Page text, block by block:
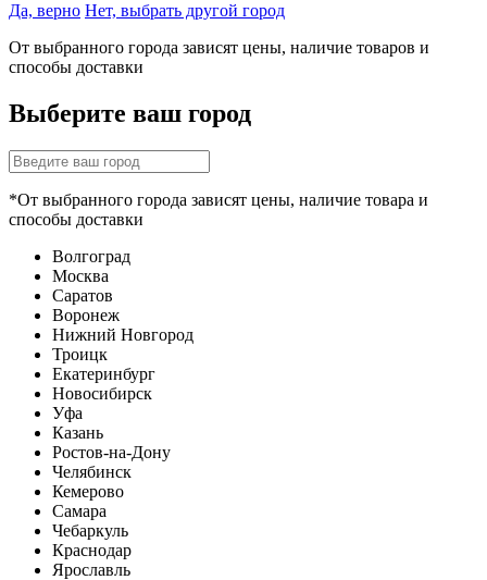
Да, верно Нет, выбрать другой город
От выбранного города зависят цены, наличие товаров и
способы доставки
Выберите ваш город
*От выбранного города зависят цены, наличие товара и
способы доставки
Волгоград
Москва
Саратов
Воронеж
Нижний Новгород
Троицк
Екатеринбург
Новосибирск
Уфа
Казань
Ростов-на-Дону
Челябинск
Кемерово
Самара
Чебаркуль
Краснодар
Ярославль